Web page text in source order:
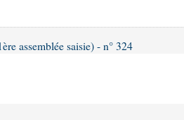
assemblée saisie) - n° 324